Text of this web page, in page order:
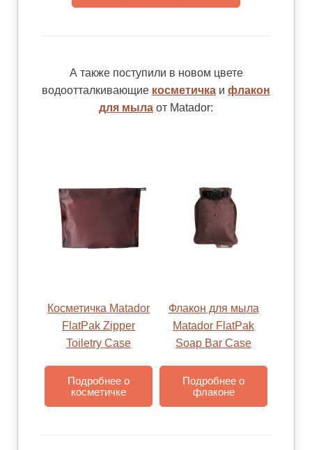
А также поступили в новом цвете
водоотталкивающие косметичка и флакон
для мыла от Matador:
Косметичка Matador
FlatPak Zipper
Toiletry Case
Подробнее о
косметичке
Флакон для мыла
Matador FlatPak
Soap Bar Case
Подробнее о
флаконе